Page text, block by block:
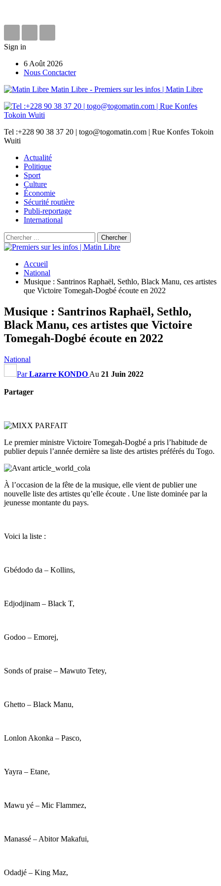
Sign in
6 Août 2026
Nous Conctacter
Matin Libre - Premiers sur les infos | Matin Libre
Tel :+228 90 38 37 20 | togo@togomatin.com | Rue Konfes Tokoin
Wuiti
Actualité
Politique
Sport
Culture
Économie
Sécurité routière
Publi-reportage
International
Accueil
National
Musique : Santrinos Raphaël, Sethlo, Black Manu, ces artistes
que Victoire Tomegah-Dogbé écoute en 2022
Musique : Santrinos Raphaël, Sethlo,
Black Manu, ces artistes que Victoire
Tomegah-Dogbé écoute en 2022
National
ParLazarre KONDO Au 21 Juin 2022
Partager
Le premier ministre Victoire Tomegah-Dogbé a pris l’habitude de
publier depuis l’année dernière sa liste des artistes préférés du Togo.
À l’occasion de la fête de la musique, elle vient de publier une
nouvelle liste des artistes qu’elle écoute . Une liste dominée par la
jeunesse montante du pays.
Voici la liste :
Gbédodo da – Kollins,
Edjodjinam – Black T,
Godoo – Emorej,
Sonds of praise – Mawuto Tetey,
Ghetto – Black Manu,
Lonlon Akonka – Pasco,
Yayra – Etane,
Mawu yé – Mic Flammez,
Manassé – Abitor Makafui,
Odadjé – King Maz,